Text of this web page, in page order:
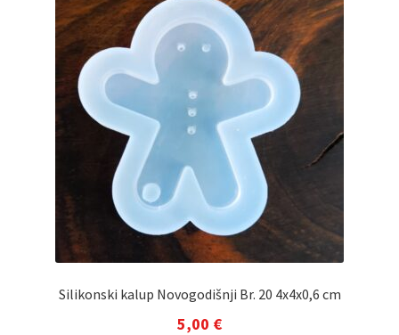
Silikonski kalup Novogodišnji Br. 20 4x4x0,6 cm
5,00 €